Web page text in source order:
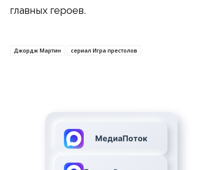
главных героев.
Джордж Мартин сериал Игра престолов
МедиаПоток